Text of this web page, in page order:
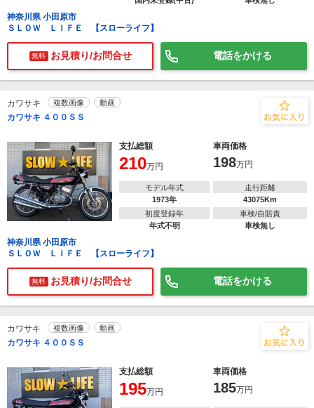
神奈川県 小田原市
ＳＬＯＷ ＬＩＦＥ 【スローライフ】
無料 お見積り/お問合せ 電話をかける
カワサキ 複数画像 動画
カワサキ ４００ＳＳ
支払総額 車両価格
210万円 198万円
モデル年式
1973年
走行距離
43075Km
初度登録年
年式不明
車検/自賠責
車検無し
神奈川県 小田原市
ＳＬＯＷ ＬＩＦＥ 【スローライフ】
無料 お見積り/お問合せ 電話をかける
カワサキ 複数画像 動画
カワサキ ４００ＳＳ
支払総額 車両価格
195万円 185万円